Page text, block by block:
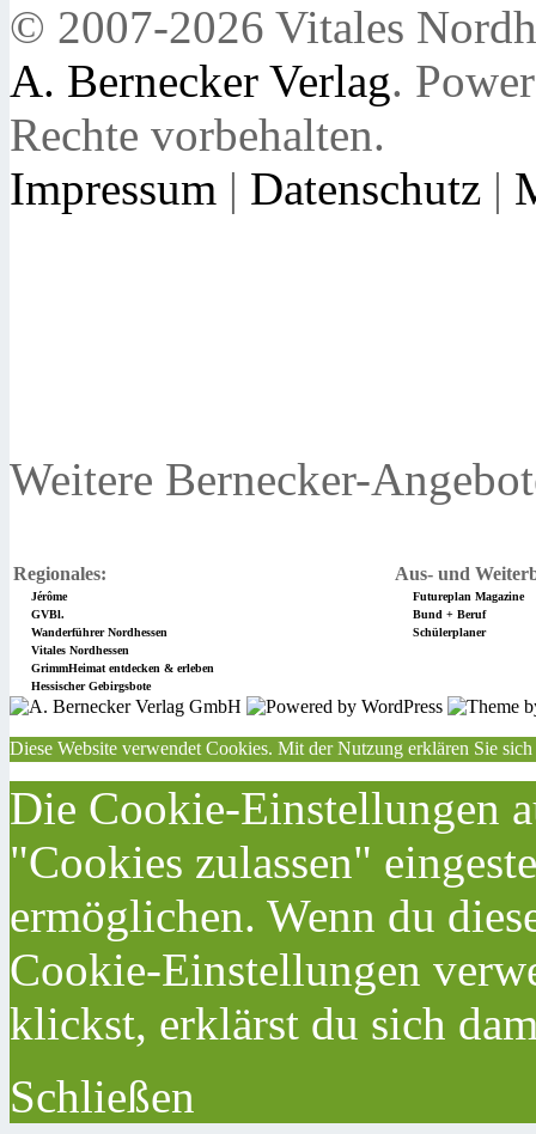
© 2007-2026 Vitales
A. Bernecker Verlag.
Rechte vorbehalten.
Impressum | Datenschutz |
Weitere Bernecker-
Regionales: Aus- und
Jérôme
Futureplan Magazine
GVBl.
Bund + Beruf
Wanderführer Nordhessen
Schülerplaner
Vitales Nordhessen
GrimmHeimat entdecken & erleben
Hessischer Gebirgsbote
Diese Website verwendet Cookies. Mit der Nutzung erklären Sie
Die Cookie-Einstellungen
"Cookies zulassen"
ermöglichen. Wenn du
Cookie-Einstellungen
klickst, erklärst du sich
Schließen